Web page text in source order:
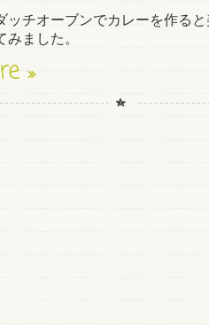
ッチオーブンでカレーを作る
ました。
»